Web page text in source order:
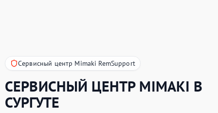
Сервисный центр Mimaki RemSupport
СЕРВИСНЫЙ ЦЕНТР MIMAKI В
СУРГУТЕ